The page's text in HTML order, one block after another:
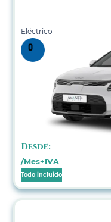
Eléctrico
Desde:
/Mes+IVA
Todo incluido